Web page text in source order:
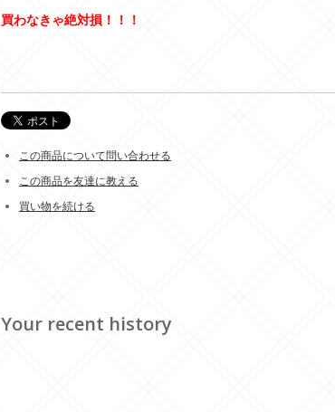
買わなきゃ絶対損！！！
この商品について問い合わせる
この商品を友達に教える
買い物を続ける
Your recent history